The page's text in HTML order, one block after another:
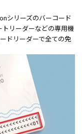
シリーズのバーコード
リーダーなどの専用機
ドリーダーで全ての免